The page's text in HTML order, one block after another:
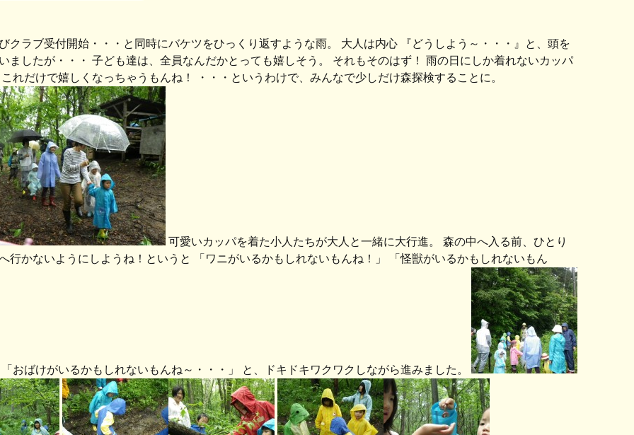
クラブ受付開始・・・と同時にバケツをひっくり返すような雨。 大人は内心 『どうしよう～・・・』と、頭を
ましたが・・・ 子ども達は、全員なんだかとっても嬉しそう。 それもそのはず！ 雨の日にしか着れないカッパ
れだけで嬉しくなっちゃうもんね！ ・・・というわけで、みんなで少しだけ森探検することに。
可愛いカッパを着た小人たちが大人と一緒に大行進。 森の中へ入る前、ひとり
行かないようにしようね！というと 「ワニがいるかもしれないもんね！」 「怪獣がいるかもしれないもん
おばけがいるかもしれないもんね～・・・」 と、ドキドキワクワクしながら進みました。